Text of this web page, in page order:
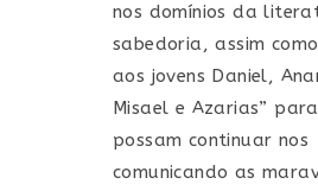
nos domínios da
sabedoria, assim
aos jovens Daniel,
Misael e Azarias”
possam continuar nos
comunicando as